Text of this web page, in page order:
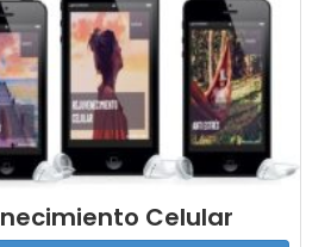
Celular